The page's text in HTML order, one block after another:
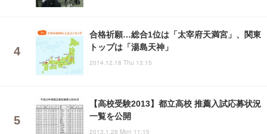
合格祈願…総合1位は「太宰府天満宮」、関東
トップは「湯島天神」
2014.12.18 Thu 13:15
【高校受験2013】都立高校 推薦入試応募状況
一覧を公開
2013.1.28 Mon 11:15